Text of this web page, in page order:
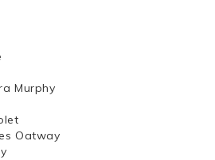
Murphy
Oatway